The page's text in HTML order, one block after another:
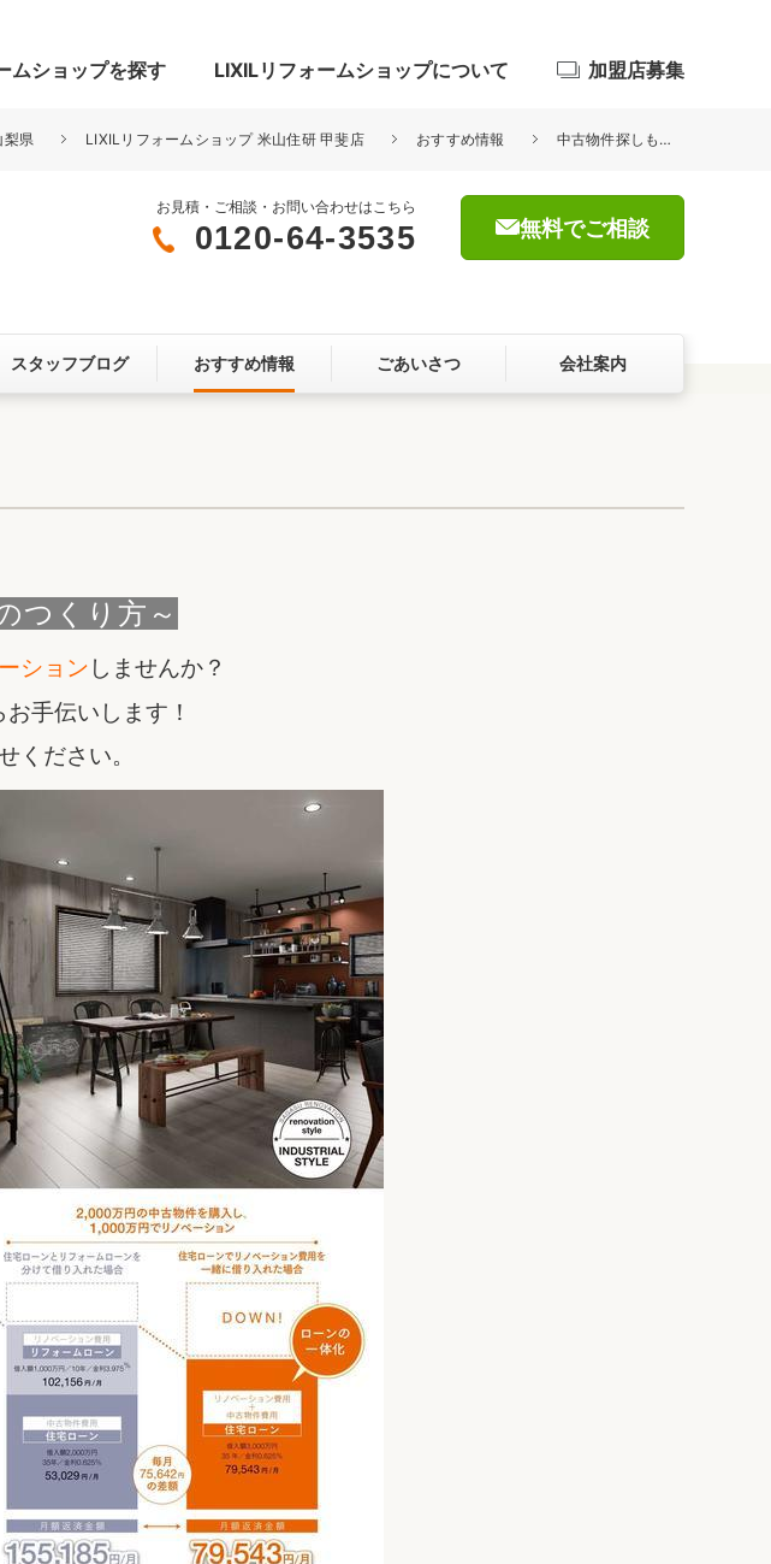
門まわり 屋根・外壁
ムショップを探す LIXILリフォームショップについて
ここちいい暮らしをつくる、価値・性能向上
リフォームアクセル
加盟店募集
梨県 LIXILリフォームショップ 米山住研 甲斐店 おすすめ情報 中古物件探しもリノベーションもお任せください！
お見積・ご相談・お問い合わせはこちら
0120-64-3535 無料でご相談
スタッフブログ おすすめ情報 ごあいさつ 会社案内
つくり方～
ション しませんか？
手伝いします！
ください。